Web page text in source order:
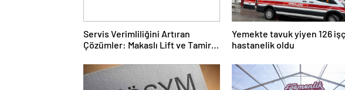
Servis Verimliliğini Artıran
Çözümler: Makaslı Lift ve Tamirci
Yemekte tavuk yiyen 126
hastanelik oldu